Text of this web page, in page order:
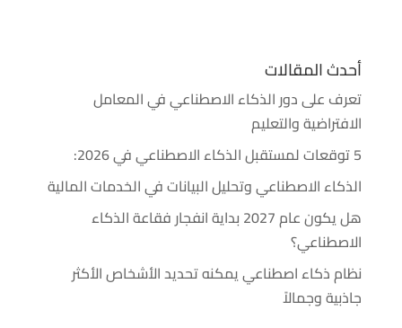
أحدث المقالات
تعرف على دور الذكاء الاصطناعي في المعامل
الافتراضية والتعليم
5 توقعات لمستقبل الذكاء الاصطناعي في 2026:
الذكاء الاصطناعي وتحليل البيانات في الخدمات المالية
هل يكون عام 2027 بداية انفجار فقاعة الذكاء
الاصطناعي؟
نظام ذكاء اصطناعي يمكنه تحديد الأشخاص الأكثر
جاذبية وجمالاً